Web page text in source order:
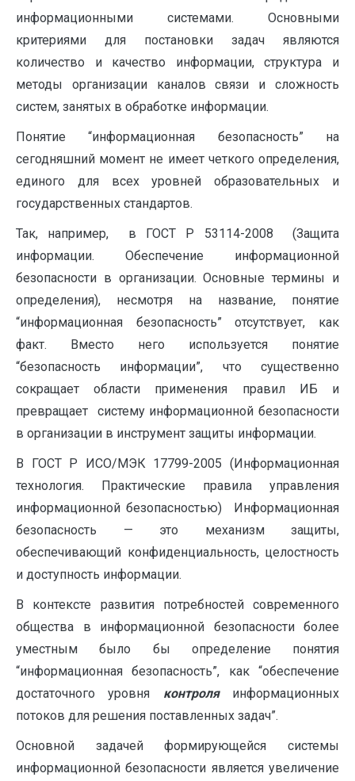
информационными системами. Основными
критериями для постановки задач являются
количество и качество информации, структура и
методы организации каналов связи и сложность
систем, занятых в обработке информации.
Понятие “информационная безопасность” на
сегодняшний момент не имеет четкого определения,
единого для всех уровней образовательных и
государственных стандартов.
Так, например, в ГОСТ Р 53114-2008 (Защита
информации. Обеспечение информационной
безопасности в организации. Основные термины и
определения), несмотря на название, понятие
“информационная безопасность” отсутствует, как
факт. Вместо него используется понятие
“безопасность информации”, что существенно
сокращает области применения правил ИБ и
превращает систему информационной безопасности
в организации в инструмент защиты информации.
В ГОСТ Р ИСО/МЭК 17799-2005 (Информационная
технология. Практические правила управления
информационной безопасностью) Информационная
безопасность — это механизм защиты,
обеспечивающий конфиденциальность, целостность
и доступность информации.
В контексте развития потребностей современного
общества в информационной безопасности более
уместным было бы определение понятия
“информационная безопасность”, как “обеспечение
достаточного уровня контроляинформационных
потоков для решения поставленных задач”.
Основной задачей формирующейся системы
информационной безопасности является увеличение